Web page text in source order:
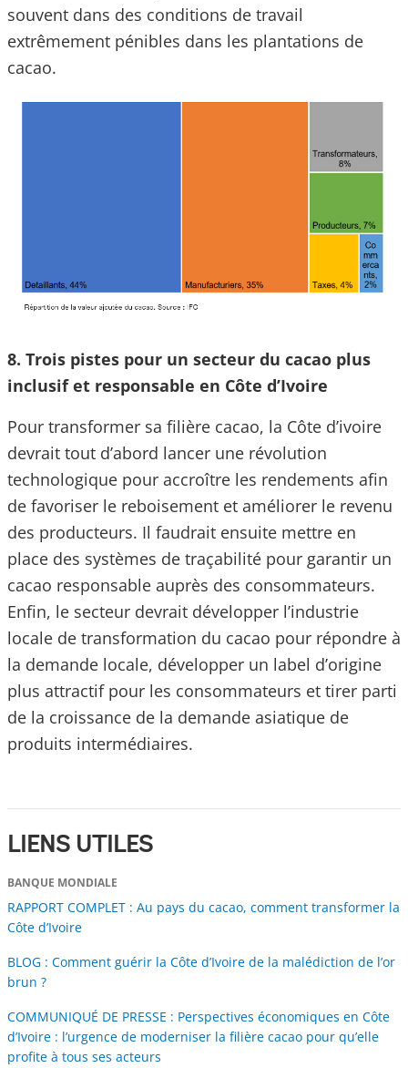
souvent dans des conditions de travail
extrêmement pénibles dans les plantations de
cacao.
8. Trois pistes pour un secteur du cacao plus
inclusif et responsable en Côte d’Ivoire
Pour transformer sa filière cacao, la Côte d’ivoire
devrait tout d’abord lancer une révolution
technologique pour accroître les rendements afin
de favoriser le reboisement et améliorer le revenu
des producteurs. Il faudrait ensuite mettre en
place des systèmes de traçabilité pour garantir un
cacao responsable auprès des consommateurs.
Enfin, le secteur devrait développer l’industrie
locale de transformation du cacao pour répondre à
la demande locale, développer un label d’origine
plus attractif pour les consommateurs et tirer parti
de la croissance de la demande asiatique de
produits intermédiaires.
LIENS UTILES
BANQUE MONDIALE
RAPPORT COMPLET : Au pays du cacao, comment transformer la
Côte d’Ivoire
BLOG : Comment guérir la Côte d’Ivoire de la malédiction de l’or
brun ?
COMMUNIQUÉ DE PRESSE : Perspectives économiques en Côte
d’Ivoire : l’urgence de moderniser la filière cacao pour qu’elle
profite à tous ses acteurs